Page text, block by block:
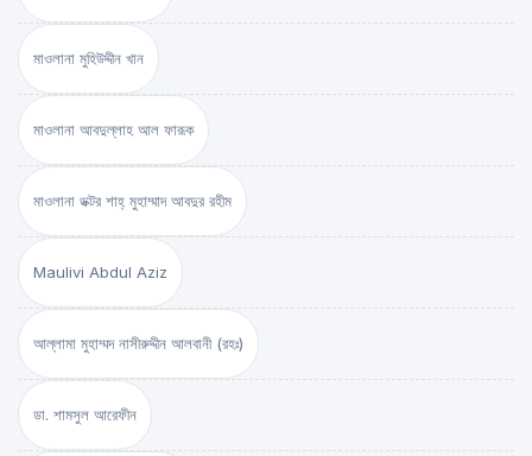
মাওলানা মুহিউদ্দীন খান
মাওলানা আবদুল্লাহ আল ফারূক
মাওলানা ডক্টর শাহ্‌ মুহাম্মাদ আবদুর রহীম
Maulivi Abdul Aziz
আল্লামা মুহাম্মদ নাসীরুদ্দীন আলবানী (রহঃ)
ডা. শামসুল আরেফীন